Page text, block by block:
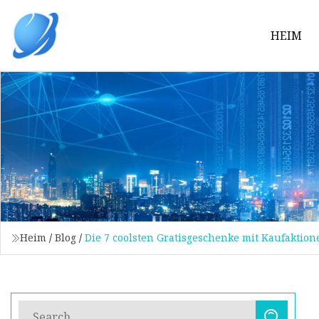
HEIM
Heim / Blog / Die 7 coolsten Gratisgeschenke mit